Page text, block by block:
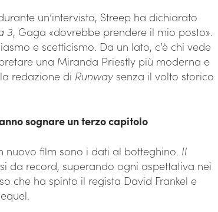
un’intervista, Streep ha dichiarato
3, Gaga «dovrebbe prendere il mio posto».
e scetticismo. Da un lato, c’è chi vede
una Miranda Priestly più moderna e
redazione di Runway senza il volto storico
sognare un terzo capitolo
nuovo film sono i dati al botteghino. Il
da record, superando ogni aspettativa nei
che ha spinto il regista David Frankel e